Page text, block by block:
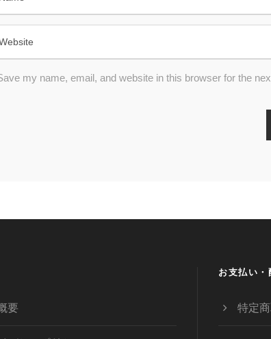
my name, email, and website in this browser for the
要
お支払い・
特定